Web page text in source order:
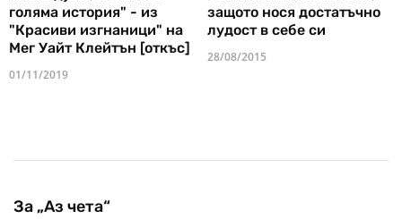
голяма история" - из
"Красиви изгнаници" на
Мег Уайт Клейтън [откъс]
01/11/2019
защото нося достатъчно
лудост в себе си
28/08/2015
За „Аз чета“